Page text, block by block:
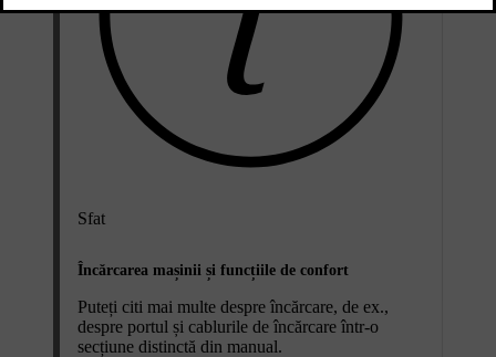
Sfat
Încărcarea mașinii și funcțiile de confort
Puteți citi mai multe despre încărcare, de ex.,
despre portul și cablurile de încărcare într-o
secțiune distinctă din manual.